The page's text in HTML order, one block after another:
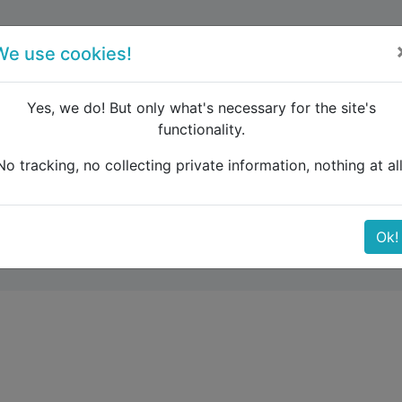
a Tánger, parando en Casablanca
parando en
use cookies!
Yes, we do! But only what's necessary for the site's
functionality.
tracking, no collecting private information, nothing at
Ok!